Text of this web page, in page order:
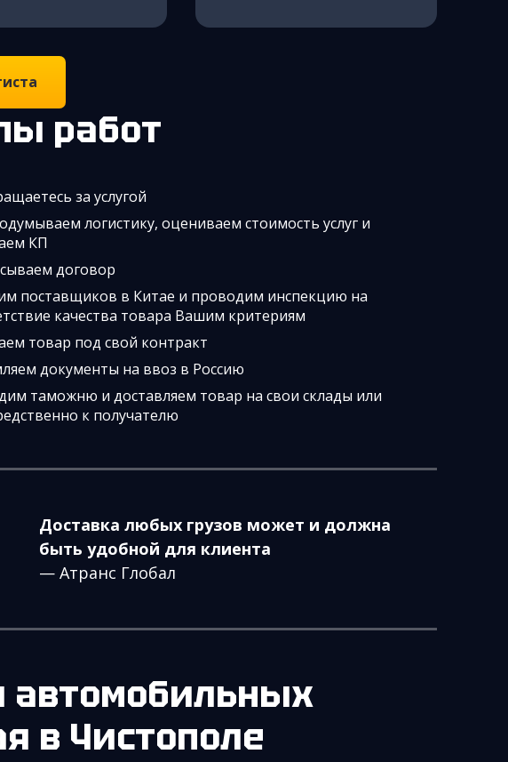
работ
за услугой
логистику, оцениваем стоимость услуг и
КП
договор
поставщиков в Китае и проводим инспекцию на
качества товара Вашим критериям
товар под свой контракт
документы на ввоз в Россию
таможню и доставляем товар на свои склады или
к получателю
Доставка любых грузов может и должна
быть удобной для клиента
— Атранс Глобал
автомобильных
в Чистополе